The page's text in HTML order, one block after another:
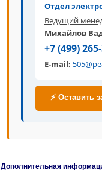
Отдел
Ведущий
Михайлов
+7 (499)
E-mail:
⚡ Оставить
Дополнительная